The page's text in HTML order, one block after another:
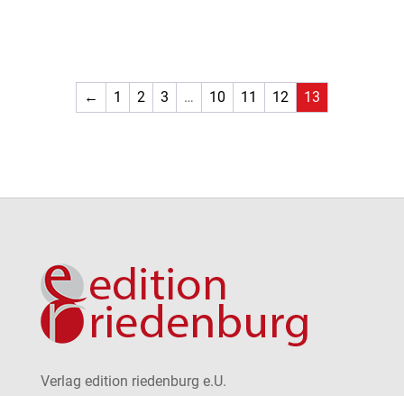
← 1 2 3 … 10 11 12 13
Verlag edition riedenburg e.U.